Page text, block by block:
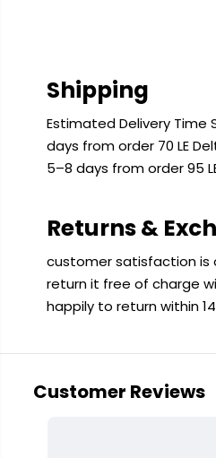
Shipping
Estimated Delivery Time
days from order 70 LE
5–8 days from order 95
Returns &
customer satisfaction is
return it free of charge
happily to return within